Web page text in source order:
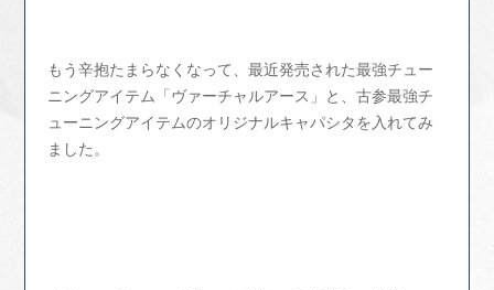
もう辛抱たまらなくなって、最近発売された最強チュー
ニングアイテム「ヴァーチャルアース」と、古参最強チ
ューニングアイテムのオリジナルキャパシタを入れてみ
ました。